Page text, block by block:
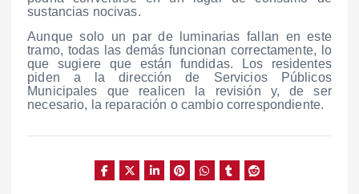
sustancias nocivas.
Aunque solo un par de luminarias fallan en este
tramo, todas las demás funcionan correctamente, lo
que sugiere que están fundidas. Los residentes
piden a la dirección de Servicios Públicos
Municipales que realicen la revisión y, de ser
necesario, la reparación o cambio correspondiente.